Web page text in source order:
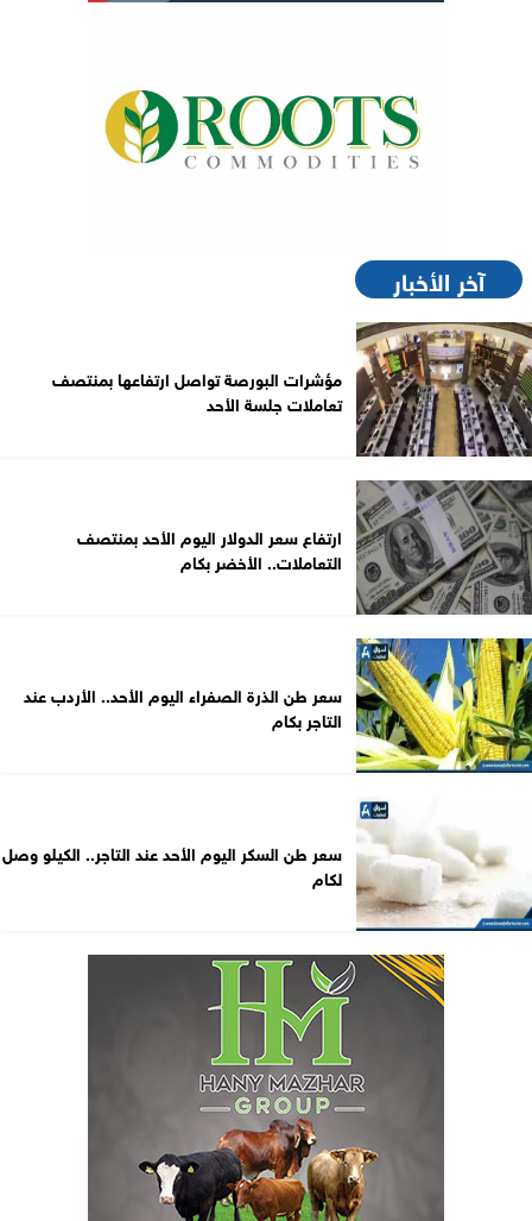
آخر الأخبار
مؤشرات البورصة تواصل ارتفاعها بمنتصف
تعاملات جلسة الأحد
ارتفاع سعر الدولار اليوم الأحد بمنتصف
التعاملات.. الأخضر بكام
سعر طن الذرة الصفراء اليوم الأحد.. الأردب عند
التاجر بكام
سعر طن السكر اليوم الأحد عند التاجر.. الكيلو وصل
لكام